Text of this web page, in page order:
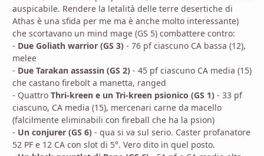
auspicabile. Rendere la letalità delle terre desertiche di
Athas è una sfida per me ma è anche molto interessante)
che scortavano un mind mage (GS 5) combattere contro:
- Due Goliath warrior (GS 3) - 76 pf ciascuno CA bassa (12),
melee
- Due Tarakan assassin (GS 2) - 45 pf ciascuno CA media (15)
che castano firebolt a manetta, ranged
- Quattro Thri-kreen e un Tri-kreen psionico (GS 1) - 33 pf
ciascuno, CA media (15), mercenari carne da macello
(falcilmente eliminabili con fireball che ha la psion)
- Un conjurer (GS 6) - qua si va sul serio. Caster profanatore
52 PF e 12 CA con slot di 5°. Vero dito in quel posto.